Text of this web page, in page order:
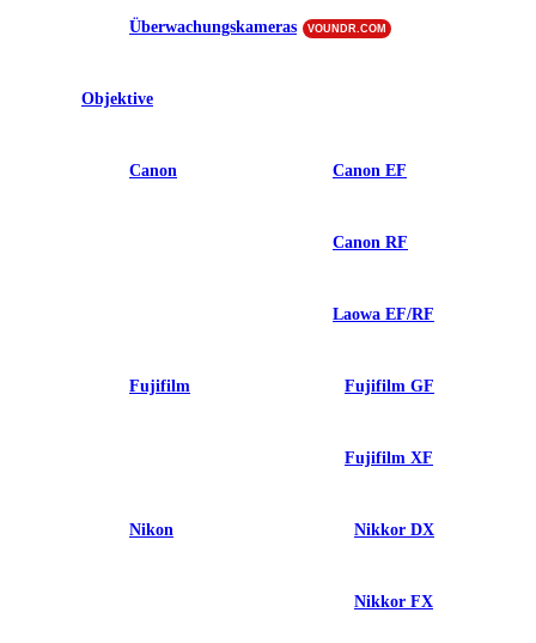
Überwachungskameras VOUNDR.COM
Objektive
Canon Canon EF
Canon RF
Laowa EF/RF
Fujifilm Fujifilm GF
Fujifilm XF
Nikon Nikkor DX
Nikkor FX